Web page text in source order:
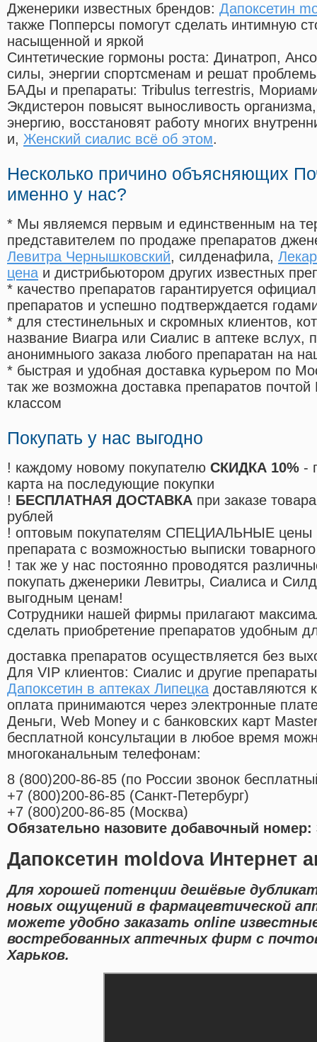
Дженерики известных брендов: Дапоксетин
также Попперсы помогут сделать интимную
насыщенной и яркой
Синтетические гормоны роста: Динатроп,
силы, энергии спортсменам и решат
БАДы и препараты: Tribulus terrestris,
Экдистерон повысят выносливость
энергию, восстановят работу многих
и, Женский сиалис всё об этом.
Несколько причино объясняющих
именно у нас?
* Мы являемся первым и единственным на
представителем по продаже препаратов
Левитра Чернышковский, силденафила,
цена и дистрибьютором других известных
* качество препаратов гарантируется
препаратов и успешно подтверждается
* для стестинельных и скромных клиентов,
название Виагра или Сиалис в аптеке вслух,
анонимныого заказа любого препаратан на
* быстрая и удобная доставка курьером по
так же возможна доставка препаратов
классом
Покупать у нас выгодно
! каждому новому покупателю СКИДКА 10% -
карта на последующие покупки
! БЕСПЛАТНАЯ ДОСТАВКА при заказе
рублей
! оптовым покупателям СПЕЦИАЛЬНЫЕ цены
препарата с возможностью выписки
! так же у нас постоянно проводятся
покупать дженерики Левитры, Сиалиса и
выгодным ценам!
Cотрудники нашей фирмы прилагают
сделать приобретение препаратов удобным
доставка препаратов осуществляется без
Для VIP клиентов: Сиалис и другие
Дапоксетин в аптеках Липецка доставляются
оплата принимаются через электронные
Деньги, Web Money и с банковских карт
бесплатной консультации в любое время
многоканальным телефонам:
8 (800)200-86-85 (по России звонок
+7 (800)200-86-85 (Санкт-Петербург)
+7 (800)200-86-85 (Москва)
Обязательно назовите добавочный номер:
Дапоксетин moldova Интернет
Для хорошей потенции дешёвые
новых ощущений в фармацевтической
можете удобно заказать online
востребованных аптечных фирм с
Харьков.